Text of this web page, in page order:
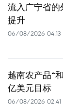
流入广宁省
提升
06/08/2026 04:13
越南农产品“
亿美元目标
06/08/2026 02:41